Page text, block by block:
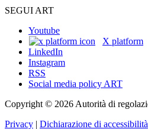
SEGUI ART
Youtube
X platform
LinkedIn
Instagram
RSS
Social media policy ART
Copyright © 2026 Autorità di
Privacy | Dichiarazione di accessibilità